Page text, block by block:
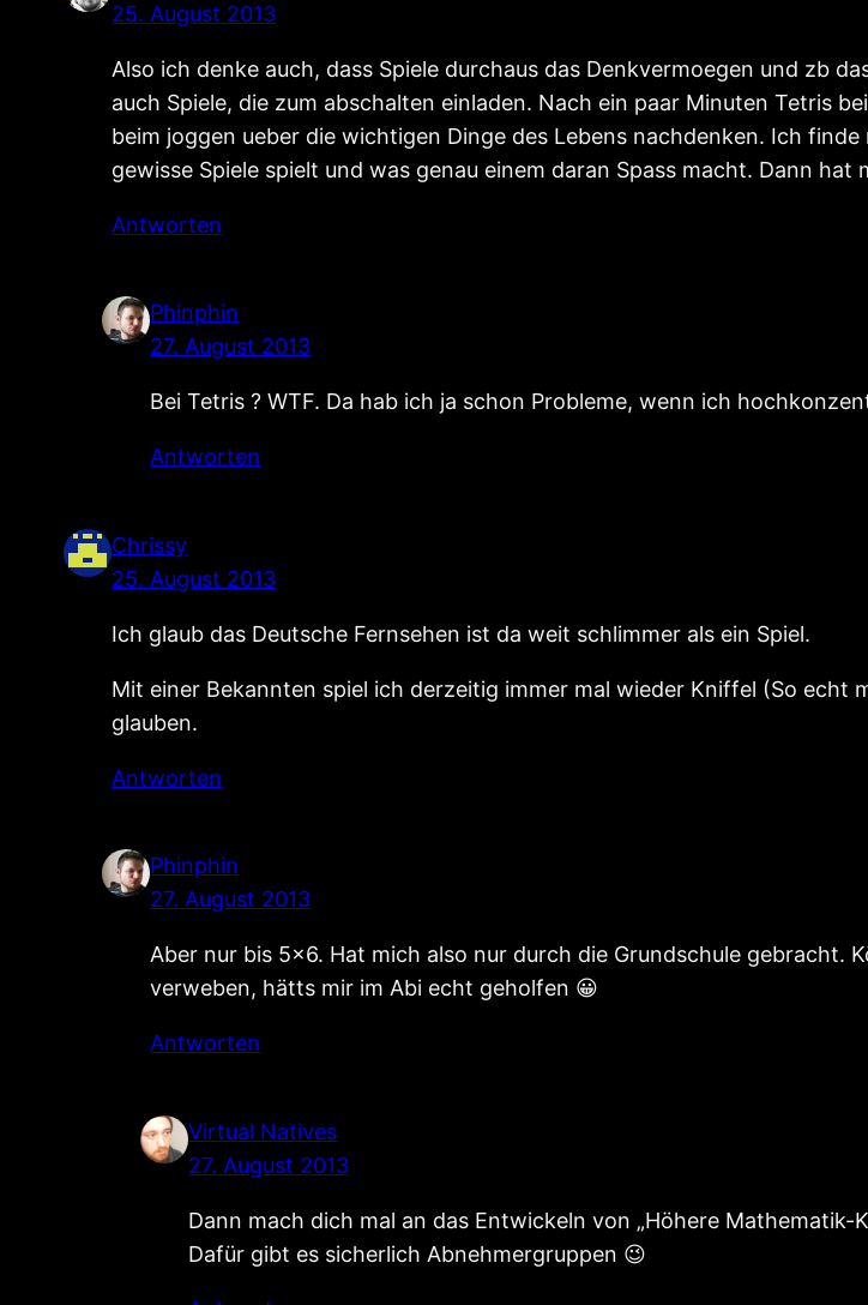
25. August 2013
Also ich denke auch, dass Spiele durchaus das Denkvermoegen und zb
auch Spiele, die zum abschalten einladen. Nach ein paar Minuten Tetris
beim joggen ueber die wichtigen Dinge des Lebens nachdenken. Ich
gewisse Spiele spielt und was genau einem daran Spass macht. Dann
Antworten
Phinphin
27. August 2013
Bei Tetris ? WTF. Da hab ich ja schon Probleme, wenn ich
Antworten
Chrissy
25. August 2013
Ich glaub das Deutsche Fernsehen ist da weit schlimmer als ein Spiel.
Mit einer Bekannten spiel ich derzeitig immer mal wieder Kniffel (So
glauben.
Antworten
Phinphin
27. August 2013
Aber nur bis 5×6. Hat mich also nur durch die Grundschule gebracht.
verweben, hätts mir im Abi echt geholfen 😀
Antworten
Virtual Natives
27. August 2013
Dann mach dich mal an das Entwickeln von „Höhere Mathematik-
Dafür gibt es sicherlich Abnehmergruppen 😉